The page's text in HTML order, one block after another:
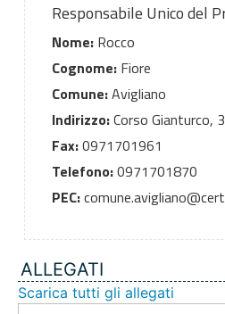
Responsabile Unico del
Nome:Rocco
Cognome:Fiore
Comune:Avigliano
Indirizzo:Corso Gianturco,
Fax:0971701961
Telefono:0971701870
PEC:
ALLEGATI
Scarica tutti gli allegati